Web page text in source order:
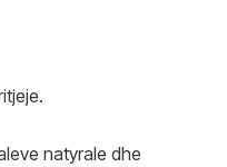
natyrale dhe